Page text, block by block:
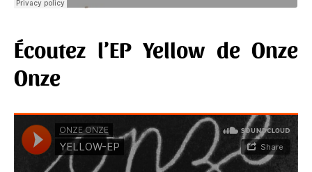
Écoutez l’EP Yellow de Onze
Onze